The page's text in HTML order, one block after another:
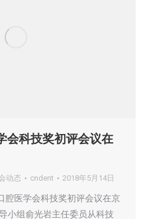
会科技奖初评会议在
动态 cndent 2018年5月14日
腔医学会科技奖初评会议在京
小组俞光岩主任委员从科技